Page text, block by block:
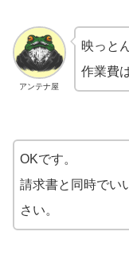
アンテナ屋
映っと
作業費
OKです。
請求書と同時でい
さい。